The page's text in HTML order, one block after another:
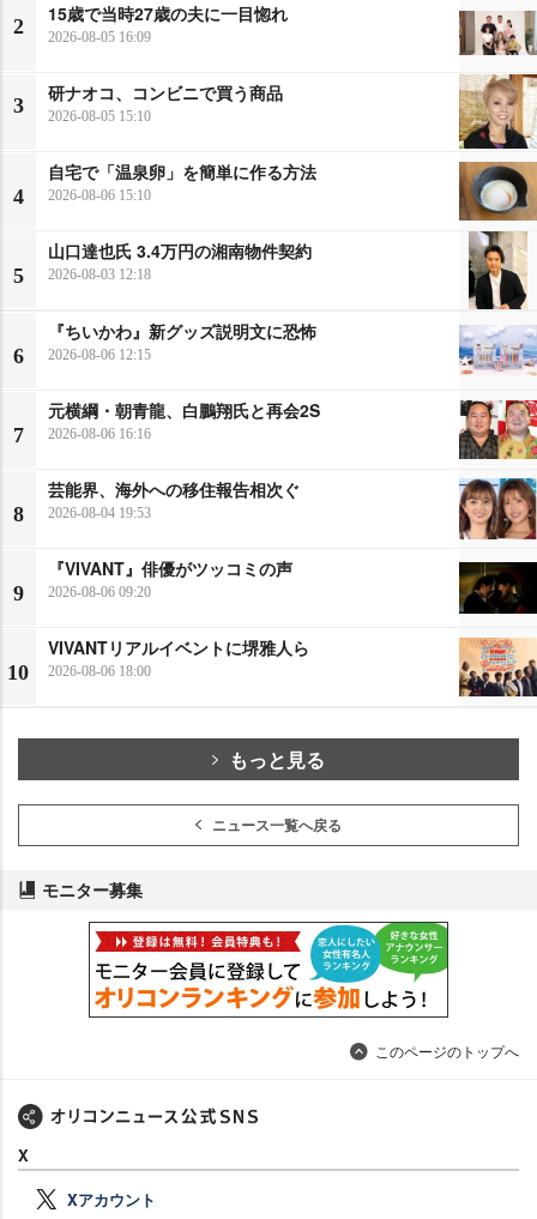
2
15歳で当時27歳の夫に一目惚れ
2026-08-05 16:09
3
研ナオコ、コンビニで買う商品
2026-08-05 15:10
4
自宅で「温泉卵」を簡単に作る方法
2026-08-06 15:10
5
山口達也氏 3.4万円の湘南物件契約
2026-08-03 12:18
6
『ちいかわ』新グッズ説明文に恐怖
2026-08-06 12:15
7
元横綱・朝青龍、白鵬翔氏と再会2S
2026-08-06 16:16
8
芸能界、海外への移住報告相次ぐ
2026-08-04 19:53
9
『VIVANT』俳優がツッコミの声
2026-08-06 09:20
10
VIVANTリアルイベントに堺雅人ら
2026-08-06 18:00
もっと見る
ニュース一覧へ戻る
モニター募集
このページのトップへ
X
Xアカウント